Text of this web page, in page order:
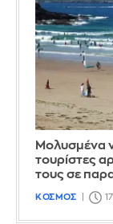
Μολυσμένα
τουρίστες
τους σε
ΚΟΣΜΟΣ